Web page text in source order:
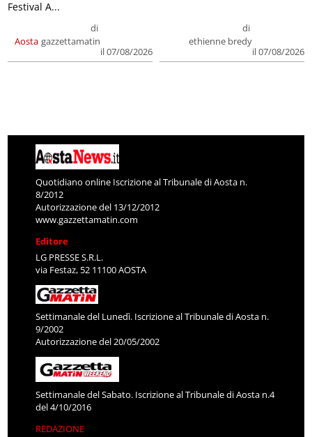
Aosta
di
gazzettamatin
il 07/08/2026
Festival A...
di
ethienne bredy
il 07/08/2026
Quotidiano online Iscrizione al Tribunale di Aosta n.
8/2012
Autorizzazione del 13/12/2012
www.gazzettamatin.com
Editore
LG PRESSE S.R.L.
via Festaz, 52 11100 AOSTA
Settimanale del Lunedì. Iscrizione al Tribunale di Aosta n.
9/2002
Autorizzazione del 20/05/2002
Settimanale del Sabato. Iscrizione al Tribunale di Aosta n.4
del 4/10/2016
REDAZIONE